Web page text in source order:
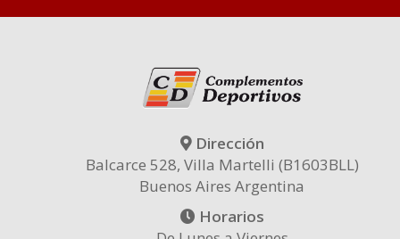
Dirección
Balcarce 528, Villa Martelli (B1603BLL)
Buenos Aires Argentina
Horarios